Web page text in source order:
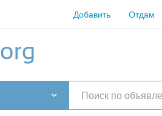
Добавить Отдам